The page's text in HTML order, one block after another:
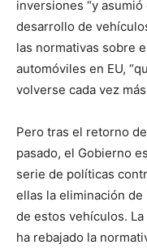
inversiones “y
desarrollo de
las normativas sobre
automóviles en EU,
volverse cada vez
Pero tras el retorno
pasado, el Gobierno
serie de políticas
ellas la eliminación
de estos vehículos.
ha rebajado la